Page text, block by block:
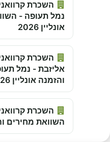
נמל תעופה -
אונליין 2026
אליזבת - נמל
והזמנה אונליין 2026
השוואת מחירים